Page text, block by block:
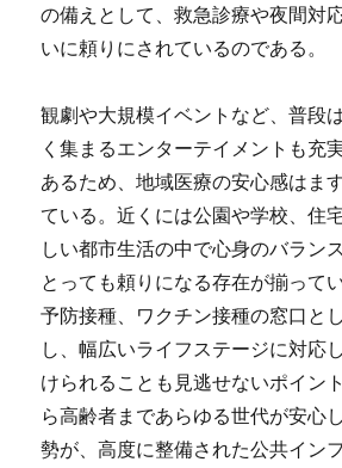
の備えとして、救急診療や夜間対
いに頼りにされているのである。
観劇や大規模イベントなど、普段
く集まるエンターテイメントも充
あるため、地域医療の安心感はま
ている。近くには公園や学校、住
しい都市生活の中で心身のバラン
とっても頼りになる存在が揃って
予防接種、ワクチン接種の窓口と
し、幅広いライフステージに対応
けられることも見逃せないポイン
ら高齢者まであらゆる世代が安心
勢が、高度に整備された公共イン